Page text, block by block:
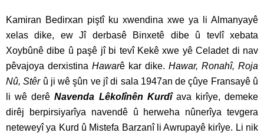
Kamiran Bedirxan piştî ku xwendina xwe ya li Almanyayê
xelas dike, ew Jî derbasê Binxetê dibe û tevlî xebata
Xoybûnê dibe û paşê jî bi tevî Kekê xwe yê Celadet di nav
pêvajoya derxistina Hawarê kar dike. Hawar, Ronahî, Roja
Nû, Stêrû ji wê şûn ve jî di sala 1947an de çûye Fransayê û
li wê derêNavenda Lêkolînên Kurdîava kirîye, demeke
dirêj berpirsiyarîya navendê û herweha nûnerîya tevgera
neteweyî ya Kurd û Mistefa Barzanî li Awrupayê kirîye. Li nik